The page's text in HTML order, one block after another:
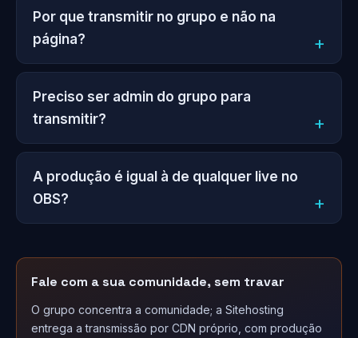
Por que transmitir no grupo e não na
página?
Preciso ser admin do grupo para
transmitir?
A produção é igual à de qualquer live no
OBS?
Fale com a sua comunidade, sem travar
O grupo concentra a comunidade; a Sitehosting
entrega a transmissão por CDN próprio, com produção